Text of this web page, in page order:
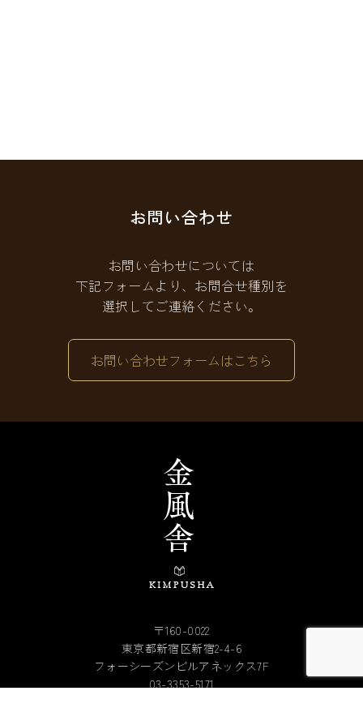
お問い合わせ
お問い合わせについては
下記フォームより、お問合せ種別を
選択してご連絡ください。
お問い合わせフォームはこちら
〒160-0022
東京都新宿区新宿2-4-6
フォーシーズンビルアネックス7F
03-3353-5171